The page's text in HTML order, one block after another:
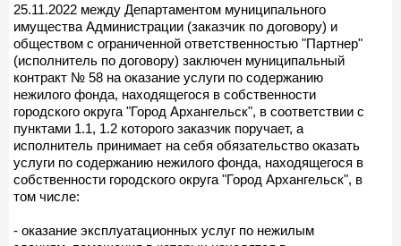
25.11.2022 между Департаментом муниципального
имущества Администрации (заказчик по договору) и
обществом с ограниченной ответственностью "Партнер"
(исполнитель по договору) заключен муниципальный
контракт № 58 на оказание услуги по содержанию
нежилого фонда, находящегося в собственности
городского округа "Город Архангельск", в соответствии с
пунктами 1.1, 1.2 которого заказчик поручает, а
исполнитель принимает на себя обязательство оказать
услуги по содержанию нежилого фонда, находящегося в
собственности городского округа "Город Архангельск", в
том числе:
- оказание эксплуатационных услуг по нежилым